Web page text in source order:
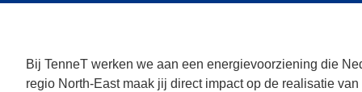
Bij TenneT werken we aan een energievoorziening die
regio North-East maak jij direct impact op de realisatie